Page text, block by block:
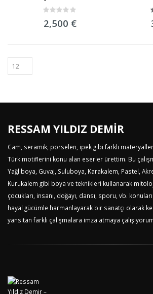
0
out
2,500 €
RESSAM YILDIZ DEMİR
Cam, seramik, porselen, ipek gibi farklı
Türk motiflerini konu alan eserler ürettim. Bu
Yağlıboya, Guvaj, Suluboya, Karakalem, Pastel,
Kurukalem gibi boya ve teknikleri kullanarak
çocukları, insanı, doğayı, dansı, sporu, vb.
hayal gücümle harmanlayarak bir sanatçı olarak
yansıtan farklı çalışmalara imza atmaya